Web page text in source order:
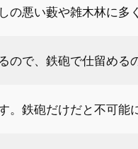
悪い藪や雑木林に多
で、鉄砲で仕留める
鉄砲だけだと不可能